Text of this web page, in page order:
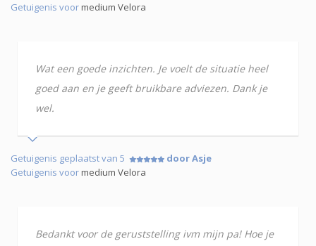
Getuigenis voormedium Velora
Wat een goede inzichten. Je voelt de situatie heel
goed aan en je geeft bruikbare adviezen. Dank je
wel.
Getuigenis geplaatst van 5
door Asje
Getuigenis voormedium Velora
Bedankt voor de geruststelling ivm mijn pa! Hoe je